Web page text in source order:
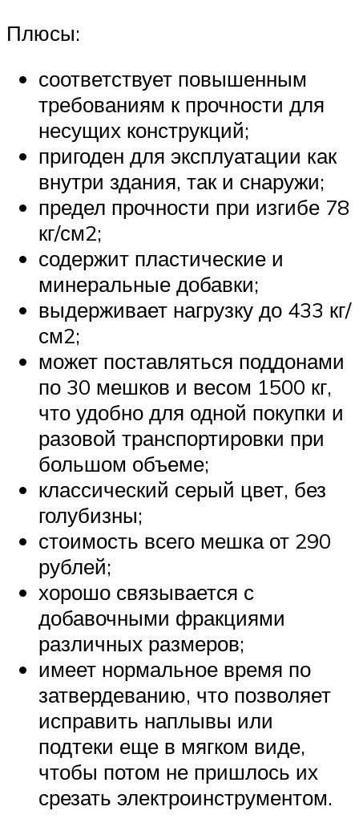
Плюсы:
соответствует повышенным
требованиям к прочности для
несущих конструкций;
пригоден для эксплуатации как
внутри здания, так и снаружи;
предел прочности при изгибе 78
кг/см2;
содержит пластические и
минеральные добавки;
выдерживает нагрузку до 433 кг/
см2;
может поставляться поддонами
по 30 мешков и весом 1500 кг,
что удобно для одной покупки и
разовой транспортировки при
большом объеме;
классический серый цвет, без
голубизны;
стоимость всего мешка от 290
рублей;
хорошо связывается с
добавочными фракциями
различных размеров;
имеет нормальное время по
затвердеванию, что позволяет
исправить наплывы или
подтеки еще в мягком виде,
чтобы потом не пришлось их
срезать электроинструментом.